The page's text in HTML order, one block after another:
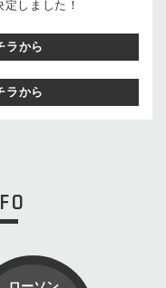
しました！
ラから
ラから